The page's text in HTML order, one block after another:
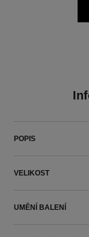
POPIS
VELIKOST
UMĚNÍ BALENÍ